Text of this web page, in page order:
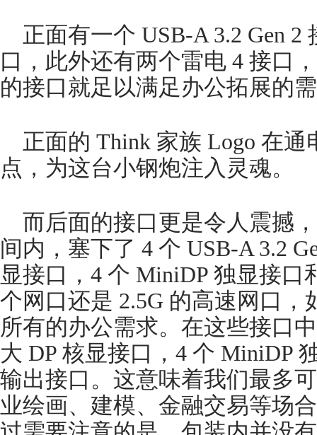
正面有一个 USB-A 3.2 Gen 2
口，此外还有两个雷电 4 接口
的接口就足以满足办公拓展的
正面的 Think 家族 Logo 在
点，为这台小钢炮注入灵魂。
而后面的接口更是令人震撼
间内，塞下了 4 个 USB-A 3.2
显接口，4 个 MiniDP 独显接
个网口还是 2.5G 的高速网口
所有的办公需求。在这些接口
大 DP 核显接口，4 个 MiniDP
输出接口。这意味着我们最多
业绘画、建模、金融交易等场